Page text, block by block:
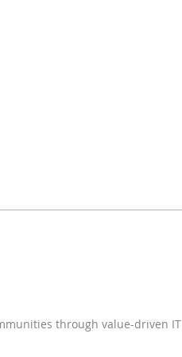
through value-driven IT